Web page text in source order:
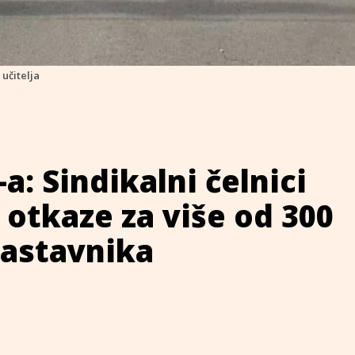
učitelja
a: Sindikalni čelnici
za više od 300